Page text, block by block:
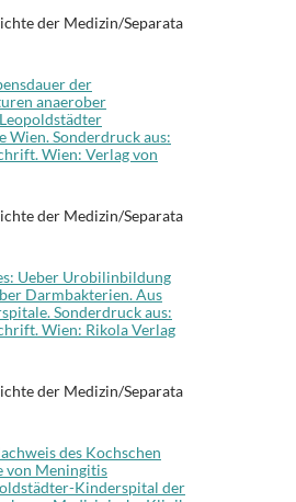
der Medizin/Separata
der
anaerober
Wien. Sonderdruck aus:
Wien: Verlag von
der Medizin/Separata
Ueber Urobilinbildung
Darmbakterien. Aus
Sonderdruck aus:
Wien: Rikola Verlag
der Medizin/Separata
des Kochschen
von Meningitis
Kinderspital der